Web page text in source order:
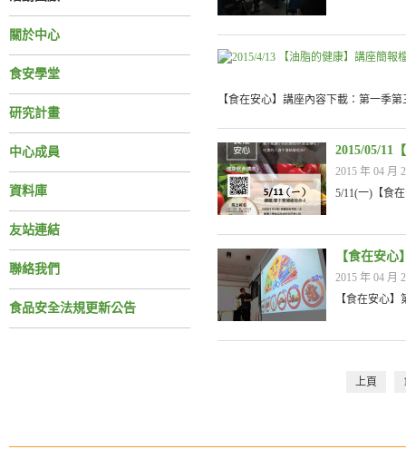
關於中心
食安學堂
研究計畫
中心成員
資料庫
友站連結
聯絡我們
食品安全法規更新公告
【食在安心】講座內容下載：第一季
2015/05/11
2015 年 04 月
5/11(一)【食
【食在安
2015 年 04 月
【食在安心
上頁